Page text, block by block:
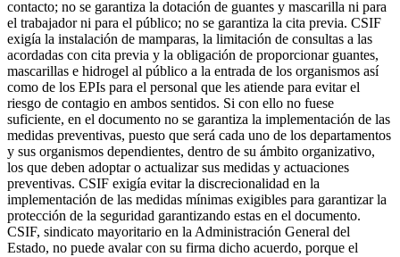
contacto; no se garantiza la dotación de guantes y mascarilla ni para
el trabajador ni para el público; no se garantiza la cita previa. CSIF
exigía la instalación de mamparas, la limitación de consultas a las
acordadas con cita previa y la obligación de proporcionar guantes,
mascarillas e hidrogel al público a la entrada de los organismos así
como de los EPIs para el personal que les atiende para evitar el
riesgo de contagio en ambos sentidos. Si con ello no fuese
suficiente, en el documento no se garantiza la implementación de las
medidas preventivas, puesto que será cada uno de los departamentos
y sus organismos dependientes, dentro de su ámbito organizativo,
los que deben adoptar o actualizar sus medidas y actuaciones
preventivas. CSIF exigía evitar la discrecionalidad en la
implementación de las medidas mínimas exigibles para garantizar la
protección de la seguridad garantizando estas en el documento.
CSIF, sindicato mayoritario en la Administración General del
Estado, no puede avalar con su firma dicho acuerdo, porque el